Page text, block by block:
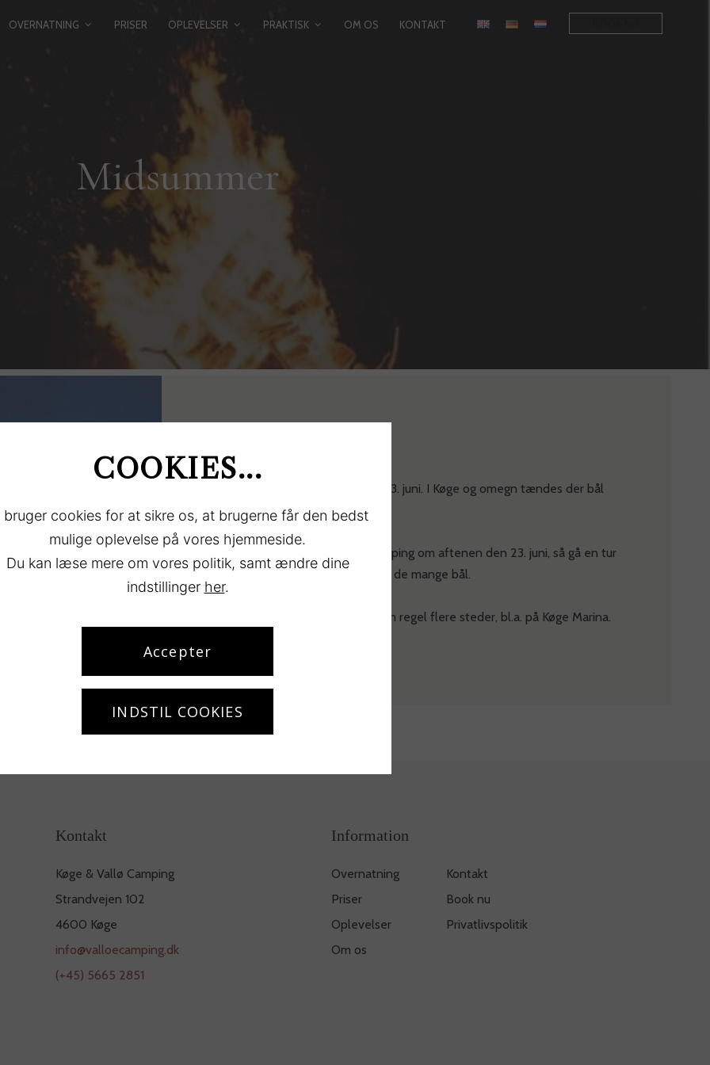
OVERNATNING PRISER OPLEVELSER PRAKTISK OM OS KONTAKT
Midsummer
Sct. Hans
Sct. Hans – midsommer fejres den 23. juni. I Køge og omegn tændes der bål
ved kysten langs Køge Bugt.
Holder du ferie på Køge & Vallø Camping om aftenen den 23. juni, så gå en tur
til stranden og se det smukke syn af de mange bål.
Rundt i området fejres Sct. Hans som regel flere steder, bl.a. på Køge Marina.
Kontakt
Køge & Vallø Camping
Strandvejen 102
4600 Køge
info@valloecamping.dk
(+45) 5665 2851
Information
Overnatning
Priser
Oplevelser
Om os
Kontakt
Book nu
Privatlivspolitik
COOKIES...
bruger cookies for at sikre os, at brugerne får den bedst
mulige oplevelse på vores hjemmeside.
Du kan læse mere om vores politik, samt ændre dine
indstillinger her.
INDSTIL COOKIES
Accepter